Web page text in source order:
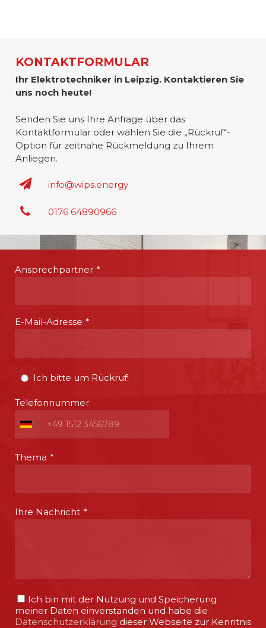
KONTAKTFORMULAR
Ihr Elektrotechniker in Leipzig. Kontaktieren Sie
uns noch heute!
Senden Sie uns Ihre Anfrage über das
Kontaktformular oder wählen Sie die „Rückruf“-
Option für zeitnahe Rückmeldung zu Ihrem
Anliegen.
info@wips.energy
0176 64890966
Ansprechpartner *
E-Mail-Adresse *
Ich bitte um Rückruf!
Telefonnummer
Thema *
Ihre Nachricht *
Ich bin mit der Nutzung und Speicherung
meiner Daten einverstanden und habe die
Datenschutzerklärung dieser Webseite zur Kenntnis